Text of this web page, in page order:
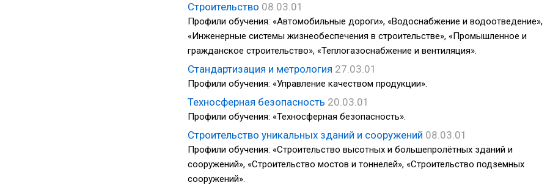
Строительство 08.03.01
Профили обучения: «Автомобильные дороги», «Водоснабжение и водоотведение»,
«Инженерные системы жизнеобеспечения в строительстве», «Промышленное и
гражданское строительство», «Теплогазоснабжение и вентиляция».
Стандартизация и метрология 27.03.01
Профили обучения: «Управление качеством продукции».
Техносферная безопасность 20.03.01
Профили обучения: «Техносферная безопасность».
Строительство уникальных зданий и сооружений 08.03.01
Профили обучения: «Строительство высотных и большепролётных зданий и
сооружений», «Строительство мостов и тоннелей», «Строительство подземных
сооружений».